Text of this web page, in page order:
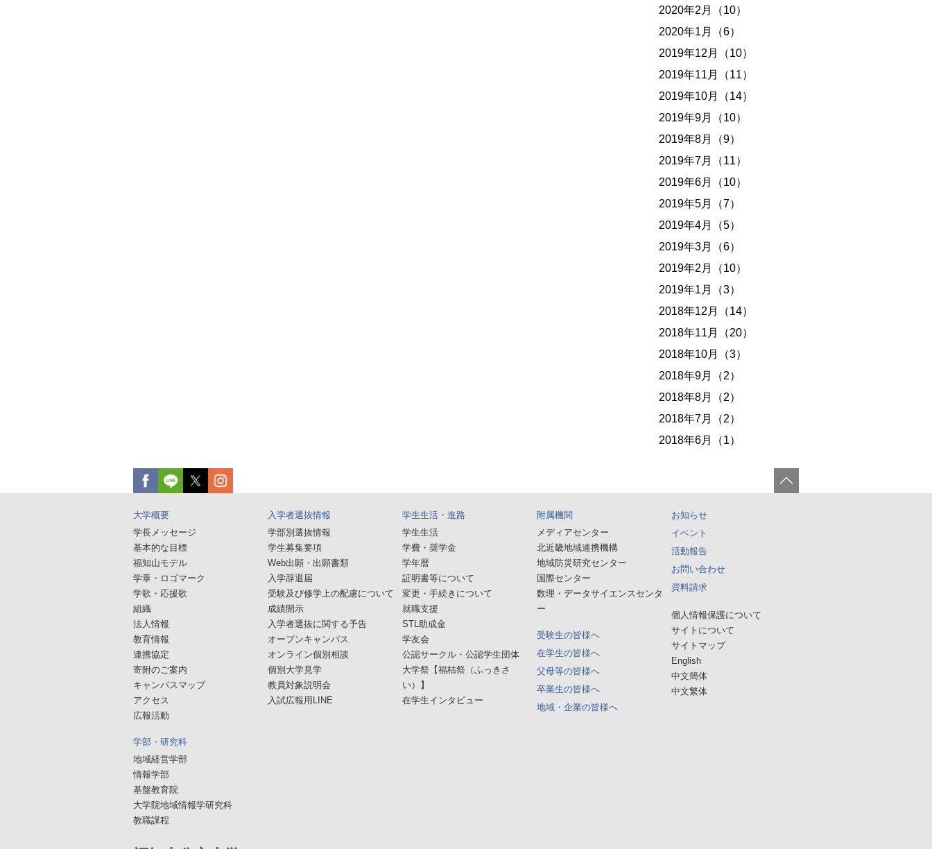
2020年2月（10）
2020年1月（6）
2019年12月（10）
2019年11月（11）
2019年10月（14）
2019年9月（10）
2019年8月（9）
2019年7月（11）
2019年6月（10）
2019年5月（7）
2019年4月（5）
2019年3月（6）
2019年2月（10）
2019年1月（3）
2018年12月（14）
2018年11月（20）
2018年10月（3）
2018年9月（2）
2018年8月（2）
2018年7月（2）
2018年6月（1）
大学概要
学長メッセージ
基本的な目標
福知山モデル
学章・ロゴマーク
学歌・応援歌
組織
法人情報
教育情報
連携協定
寄附のご案内
キャンパスマップ
アクセス
広報活動
学部・研究科
地域経営学部
情報学部
基盤教育院
大学院地域情報学研究科
教職課程
入学者選抜情報
学部別選抜情報
学生募集要項
Web出願・出願書類
入学辞退届
受験及び修学上の配慮について
成績開示
入学者選抜に関する予告
オープンキャンパス
オンライン個別相談
個別大学見学
教員対象説明会
入試広報用LINE
学生生活・進路
学生生活
学費・奨学金
学年暦
証明書等について
変更・手続きについて
就職支援
STL助成金
学友会
公認サークル・公認学生団体
大学祭【福桔祭（ふっきさ
い）】
在学生インタビュー
附属機関
メディアセンター
北近畿地域連携機構
地域防災研究センター
国際センター
数理・データサイエンスセンタ
ー
受験生の皆様へ
在学生の皆様へ
父母等の皆様へ
卒業生の皆様へ
地域・企業の皆様へ
お知らせ
イベント
活動報告
お問い合わせ
資料請求
個人情報保護について
サイトについて
サイトマップ
English
中文簡体
中文繁体